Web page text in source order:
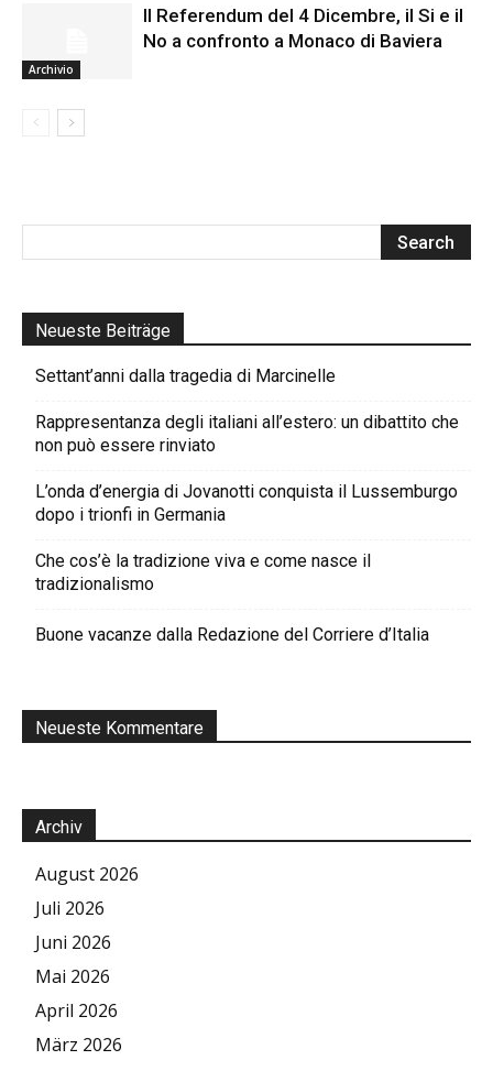
Archivio
Il Referendum del 4 Dicembre, il Si e il
No a confronto a Monaco di Baviera
Neueste Beiträge
Settant’anni dalla tragedia di Marcinelle
Rappresentanza degli italiani all’estero: un dibattito che
non può essere rinviato
L’onda d’energia di Jovanotti conquista il Lussemburgo
dopo i trionfi in Germania
Che cos’è la tradizione viva e come nasce il
tradizionalismo
Buone vacanze dalla Redazione del Corriere d’Italia
Neueste Kommentare
Archiv
August 2026
Juli 2026
Juni 2026
Mai 2026
April 2026
März 2026